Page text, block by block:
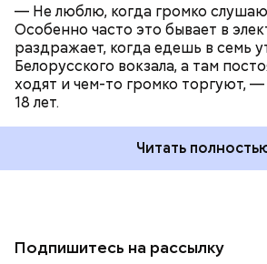
— Не люблю, когда громко
Особенно часто это бывает в
раздражает, когда едешь в семь
Белорусского вокзала, а там
ходят и чем-то громко торгуют, —
18 лет.
Читать
Подпишитесь на рассылку